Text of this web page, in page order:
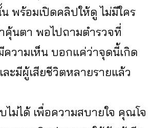
พร้อมเปิดคลิปให้ดู ไม่มีใคร
คุ้นตา พอไปถามตำรวจที่
ความเห็น บอกแค่ว่าจุดนี้เกิด
ะมีผู้เสียชีวิตหลายรายแล้ว
ไม่ได้ เพื่อความสบายใจ คุณโจ